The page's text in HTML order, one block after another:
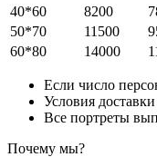
40*60
8200
50*70
11500
60*80
14000
Если число
Условия
Все портреты
Почему мы?